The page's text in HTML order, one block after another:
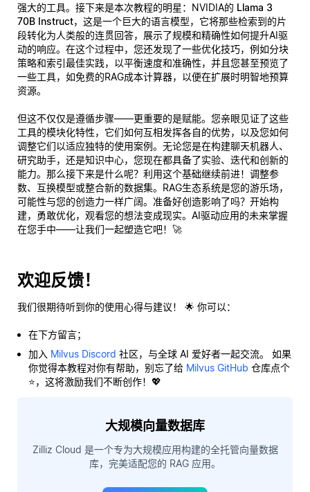
强大的工具。接下来是本次教程的明星：NVIDIA的 Llama 3
70B Instruct，这是一个巨大的语言模型，它将那些检索到的片
段转化为人类般的连贯回答，展示了规模和精确性如何提升AI驱
动的响应。在这个过程中，您还发现了一些优化技巧，例如分块
策略和索引最佳实践，以平衡速度和准确性，并且您甚至预览了
一些工具，如免费的RAG成本计算器，以便在扩展时明智地预算
资源。
但这不仅仅是遵循步骤——更重要的是赋能。您亲眼见证了这些
工具的模块化特性，它们如何互相发挥各自的优势，以及您如何
调整它们以适应独特的使用案例。无论您是在构建聊天机器人、
研究助手，还是知识中心，您现在都具备了实验、迭代和创新的
能力。那么接下来是什么呢？利用这个基础继续前进！调整参
数、互换模型或整合新的数据集。RAG生态系统是您的游乐场，
可能性与您的创造力一样广阔。准备好创造影响了吗？开始构
建，勇敢优化，观看您的想法变成现实。AI驱动应用的未来掌握
在您手中——让我们一起塑造它吧！🚀
欢迎反馈！
我们很期待听到你的使用心得与建议！ 🌟 你可以：
在下方留言；
加入 Milvus Discord 社区，与全球 AI 爱好者一起交流。 如果
你觉得本教程对你有帮助，别忘了给 Milvus GitHub 仓库点个
⭐，这将激励我们不断创作！💖
大规模向量数据库
Zilliz Cloud 是一个专为大规模应用构建的全托管向量数据
库，完美适配您的 RAG 应用。